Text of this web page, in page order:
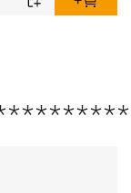
8 kg  in 49 min